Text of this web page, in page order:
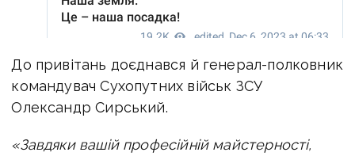
До привітань доєднався й генерал-полковник
командувач Сухопутних військ ЗСУ
Олександр Сирський.
«Завдяки вашій професійній майстерності,